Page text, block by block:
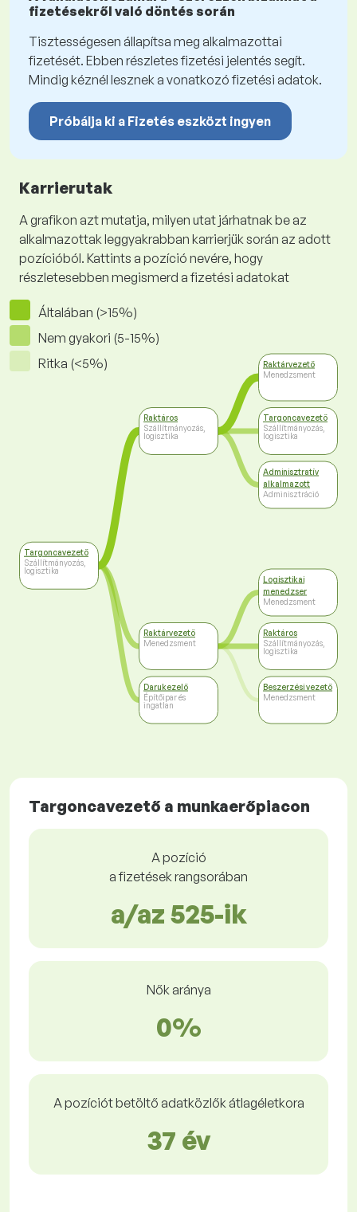
fizetésekről való döntés során
Tisztességesen állapítsa meg alkalmazottai
fizetését. Ebben részletes fizetési jelentés segít.
Mindig kéznél lesznek a vonatkozó fizetési adatok.
Próbálja ki a Fizetés eszközt ingyen
Karrierutak
A grafikon azt mutatja, milyen utat járhatnak be az
alkalmazottak leggyakrabban karrierjük során az adott
pozícióból. Kattints a pozíció nevére, hogy
részletesebben megismerd a fizetési adatokat
Általában (>15%)
Nem gyakori (5-15%)
Ritka (<5%)
Targoncavezető
Szállítmányozás,
logisztika
Raktáros
Szállítmányozás,
logisztika
Raktárvezető
Menedzsment
Darukezelő
Építőipar és
ingatlan
Raktárvezető
Menedzsment
Targoncavezető
Szállítmányozás,
logisztika
Adminisztratív
alkalmazott
Adminisztráció
Logisztikai
menedzser
Menedzsment
Raktáros
Szállítmányozás,
logisztika
Beszerzési vezető
Menedzsment
Targoncavezető a munkaerőpiacon
A pozíció
a fizetések rangsorában
a/az 525-ik
Nők aránya
0%
A pozíciót betöltő adatközlők átlagéletkora
37 év